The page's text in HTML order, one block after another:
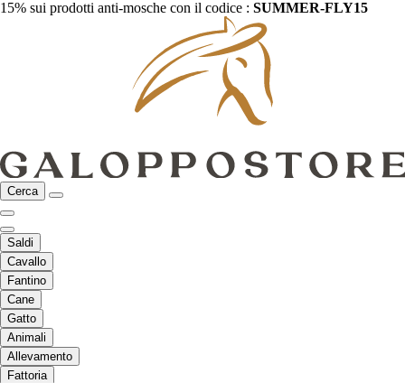
15% sui prodotti anti-mosche con il codice : SUMMER-FLY15
Cerca
Saldi
Cavallo
Fantino
Cane
Gatto
Animali
Allevamento
Fattoria